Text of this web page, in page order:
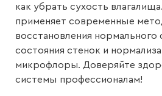
как убрать сухость
применяет современные
восстановления нормального
состояния стенок и
микрофлоры. Доверяйте
системы профессионалам!